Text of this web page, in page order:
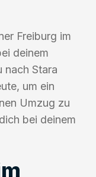
Freiburg im
deinem
nach Stara
um ein
Umzug zu
bei deinem